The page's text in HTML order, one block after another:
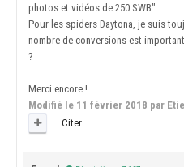
photos et vidéos de 250 SWB".
Pour les spiders Daytona, je suis
nombre de conversions est
?
Merci encore !
Modifié le 11 février 2018 par
Citer